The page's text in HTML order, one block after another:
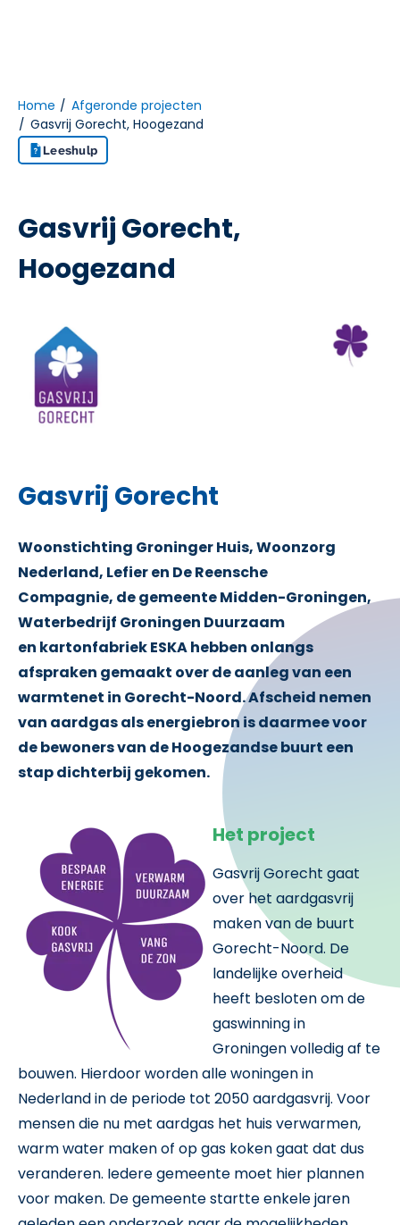
Naar hoofdinhoud
Naar hoofdnavigatiemenu
Naar zoeken
Home
Afgeronde projecten
Gasvrij Gorecht, Hoogezand
Leeshulp
Gasvrij Gorecht,
Hoogezand
Gasvrij Gorecht
Woonstichting Groninger Huis, Woonzorg
Nederland, Lefier en De Reensche
Compagnie, de gemeente Midden-Groningen,
Waterbedrijf Groningen Duurzaam
en kartonfabriek ESKA hebben onlangs
afspraken gemaakt over de aanleg van een
warmtenet in Gorecht-Noord. Afscheid nemen
van aardgas als energiebron is daarmee voor
de bewoners van de Hoogezandse buurt een
stap dichterbij gekomen.
Het project
Gasvrij Gorecht gaat
over het aardgasvrij
maken van de buurt
Gorecht-Noord. De
landelijke overheid
heeft besloten om de
gaswinning in
Groningen volledig af te
bouwen. Hierdoor worden alle woningen in
Nederland in de periode tot 2050 aardgasvrij. Voor
mensen die nu met aardgas het huis verwarmen,
warm water maken of op gas koken gaat dat dus
veranderen. Iedere gemeente moet hier plannen
voor maken. De gemeente startte enkele jaren